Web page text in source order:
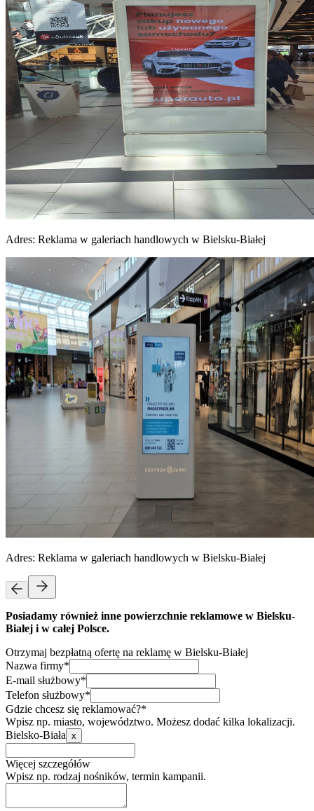
Adres: Reklama w galeriach handlowych w Bielsku-Białej
Adres: Reklama w galeriach handlowych w Bielsku-Białej
Posiadamy również inne powierzchnie reklamowe w Bielsku-
Białej i w całej Polsce.
Otrzymaj bezpłatną ofertę na reklamę w Bielsku-Białej
Nazwa firmy*
E-mail służbowy*
Telefon służbowy*
Gdzie chcesz się reklamować?*
Wpisz np. miasto, województwo. Możesz dodać kilka lokalizacji.
Bielsko-Biała x
Więcej szczegółów
Wpisz np. rodzaj nośników, termin kampanii.